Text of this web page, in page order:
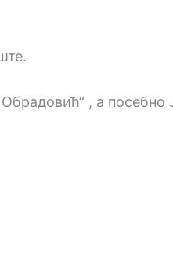
, а посебно